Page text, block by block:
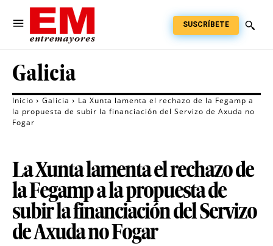
SUSCRÍBETE
Galicia
Inicio Galicia
La Xunta lamenta el rechazo de la Fegamp a
la propuesta de subir la financiación del Servizo de Axuda no
Fogar
La Xunta lamenta el rechazo de
la Fegamp a la propuesta de
subir la financiación del Servizo
de Axuda no Fogar